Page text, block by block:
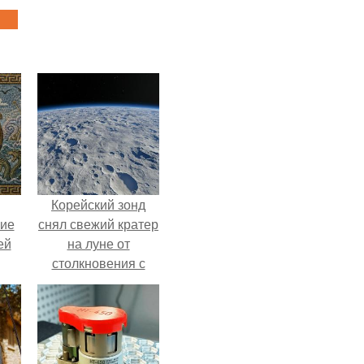
Корейский зонд
снял свежий кратер
на луне от
столкновения с
обломком Falcon 9.